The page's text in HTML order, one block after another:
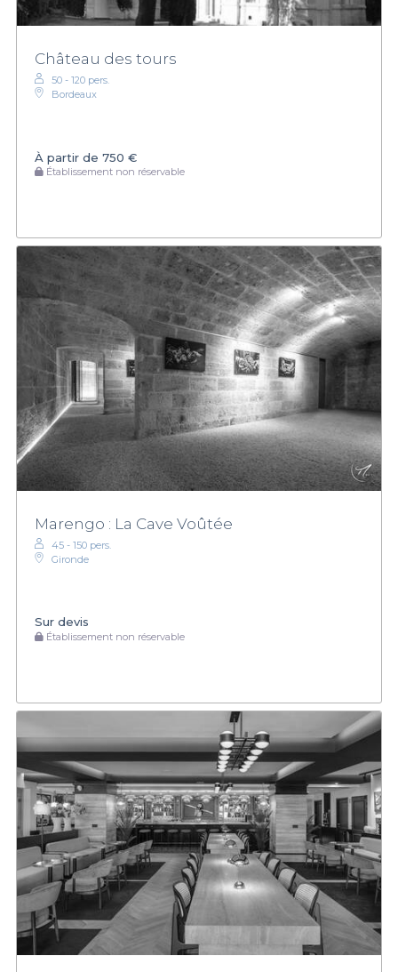
Château des tours
50 - 120 pers.
Bordeaux
À partir de 750 €
Établissement non réservable
Marengo : La Cave Voûtée
45 - 150 pers.
Gironde
Sur devis
Établissement non réservable